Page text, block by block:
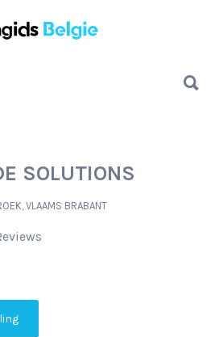
SOLUTIONS
VLAAMS BRABANT